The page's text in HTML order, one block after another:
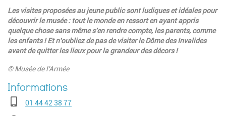
Les visites proposées au jeune public sont ludiques et idéales pour
découvrir le musée : tout le monde en ressort en ayant appris
quelque chose sans même s'en rendre compte, les parents, comme
les enfants ! Et n'oubliez de pas de visiter le Dôme des Invalides
avant de quitter les lieux pour la grandeur des décors !
© Musée de l'Armée
Téléphone01 44 42 38 77